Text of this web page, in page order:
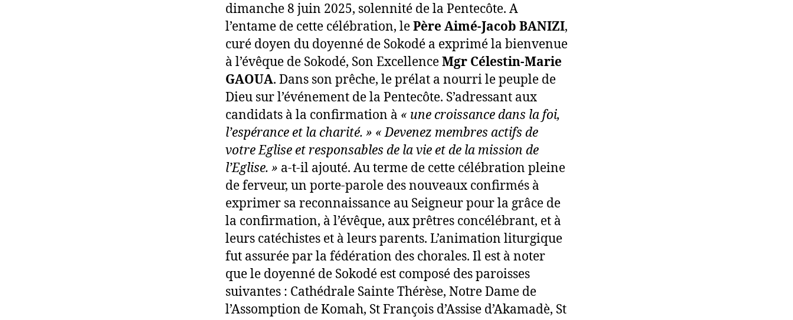
dimanche 8 juin 2025, solennité de la Pentecôte. A
l’entame de cette célébration, lePère Aimé-Jacob BANIZI,
curé doyen du doyenné de Sokodé a exprimé la bienvenue
à l’évêque de Sokodé, Son ExcellenceMgr Célestin-Marie
GAOUA. Dans son prêche, le prélat a nourri le peuple de
Dieu sur l’événement de la Pentecôte. S’adressant aux
candidats à la confirmation à « une croissance dans la foi,
l’espérance et la charité. » « Devenez membres actifs de
votre Eglise et responsables de la vie et de la mission de
l’Eglise. » a-t-il ajouté. Au terme de cette célébration pleine
de ferveur, un porte-parole des nouveaux confirmés à
exprimer sa reconnaissance au Seigneur pour la grâce de
la confirmation, à l’évêque, aux prêtres concélébrant, et à
leurs catéchistes et à leurs parents. L’animation liturgique
fut assurée par la fédération des chorales. Il est à noter
que le doyenné de Sokodé est composé des paroisses
suivantes : Cathédrale Sainte Thérèse, Notre Dame de
l’Assomption de Komah, St François d’Assise d’Akamadè, St